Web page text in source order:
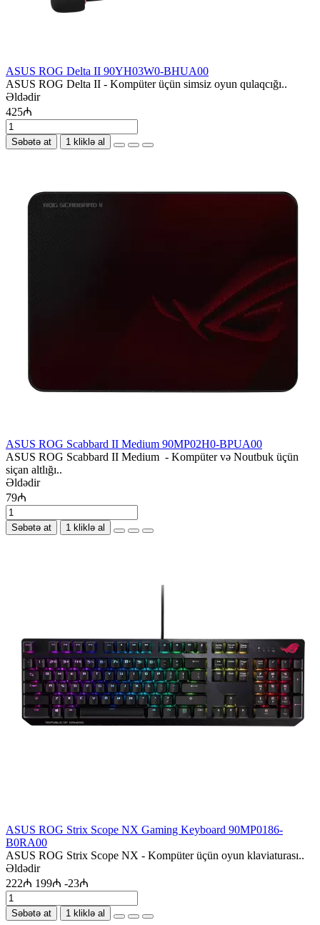
ASUS ROG Delta II 90YH03W0-BHUA00
ASUS ROG Delta II - Kompüter üçün simsiz oyun qulaqcığı..
Əldədir
425₼
Səbətə at 1 kliklə al
ASUS ROG Scabbard II Medium 90MP02H0-BPUA00
ASUS ROG Scabbard II Medium - Kompüter və Noutbuk üçün
siçan altlığı..
Əldədir
79₼
Səbətə at 1 kliklə al
ASUS ROG Strix Scope NX Gaming Keyboard 90MP0186-
B0RA00
ASUS ROG Strix Scope NX - Kompüter üçün oyun klaviaturası..
Əldədir
222₼ 199₼ -23₼
Səbətə at 1 kliklə al